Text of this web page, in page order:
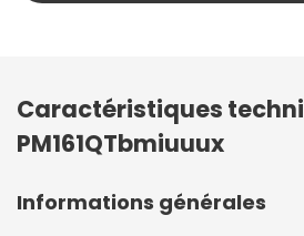
Caractéristiques
PM161QTbmiuuux
Informations générales